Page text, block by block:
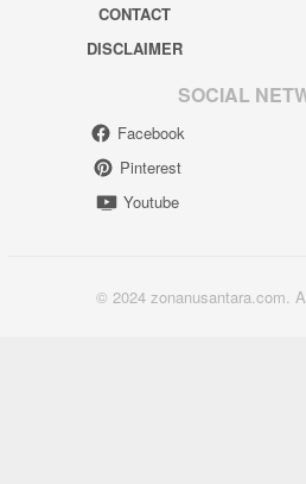
CONTACT
DISCLAIMER
SOCIAL
Facebook
Pinterest
Youtube
© 2024 zonanusantara.com.